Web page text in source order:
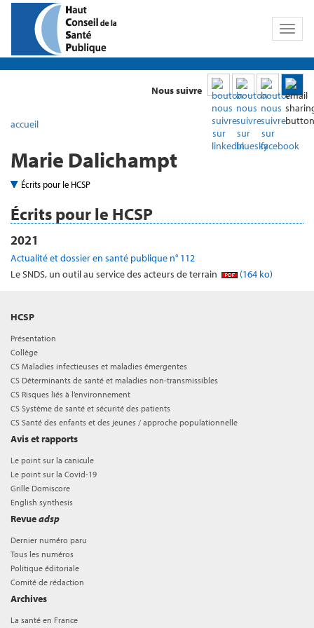
Toggle
Nous suivre
accueil
Marie Dalichampt
Écrits pour le HCSP
Écrits pour le HCSP
2021
Actualité et dossier en santé publique n° 112
Le SNDS, un outil au service des acteurs de terrain
(164 ko)
HCSP
Présentation
Collège
CS Maladies infectieuses et maladies émergentes
CS Déterminants de santé et maladies non-transmissibles
CS Risques liés à l’environnement
CS Système de santé et sécurité des patients
CS Santé des enfants et des jeunes / approche populationnelle
Avis et rapports
Le point sur la canicule
Le point sur la Covid-19
Grille Domiscore
English synthesis
Revueadsp
Dernier numéro paru
Tous les numéros
Politique éditoriale
Comité de rédaction
Archives
La santé en France